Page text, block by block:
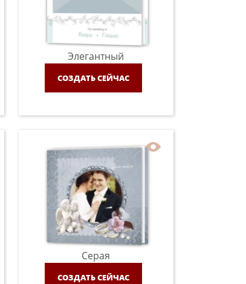
Элегантный
СОЗДАТЬ СЕЙЧАС
Серая
СОЗДАТЬ СЕЙЧАС